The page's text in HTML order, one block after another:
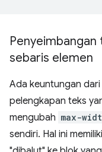
Penyeimbangan
sebaris elemen
Ada keuntungan
pelengkapan teks
mengubah max-
sendiri. Hal ini